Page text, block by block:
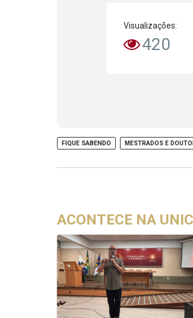
Visualizações:
420
FIQUE SABENDO MESTRADOS E
ACONTECE NA